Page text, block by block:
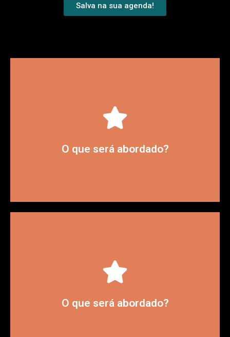
Salva na sua agenda!
O que será abordado?
vendas e vendas a partir da utilização
do Exact Spotter.
O que será abordado?
sobre o desenvolvimento do
profissional de sales engagement.